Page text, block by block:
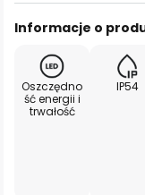
Informacje o
Oszczędno
ść energii i
trwałość
IP54